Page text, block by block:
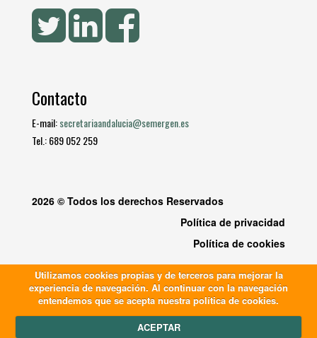
Contacto
E-mail:secretariaandalucia@semergen.es
Tel.: 689 052 259
2026 © Todos los derechos Reservados
Política de privacidad
Política de cookies
Utilizamos cookies propias y de terceros para mejorar la
experiencia de navegación. Al continuar con la navegación
entendemos que se acepta nuestra política de cookies.
ACEPTAR